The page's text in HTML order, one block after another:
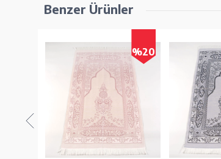
Benzer Ürünler
%20